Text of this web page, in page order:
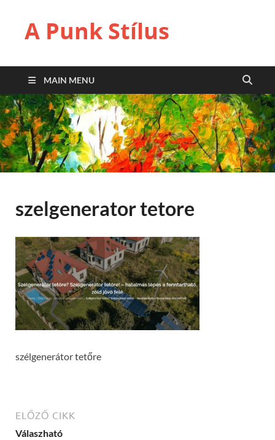
A Punk Stílus
MAIN MENU
szelgenerator tetore
szélgenerátor tetőre
ELŐZŐ CIKK
Válaszható